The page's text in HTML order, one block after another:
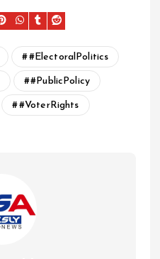
#ElectoralPolitics
#PublicPolicy
#VoterRights